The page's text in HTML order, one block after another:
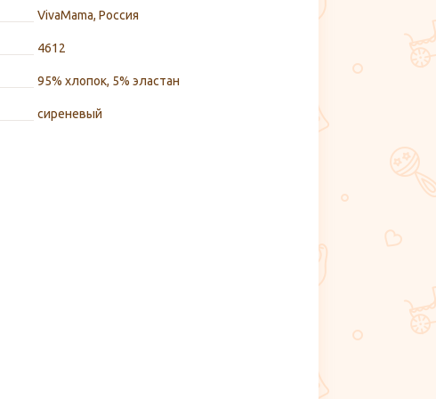
VivaMama, Россия
4612
95% хлопок, 5% эластан
сиреневый